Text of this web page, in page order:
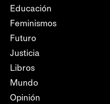
Educación
Feminismos
Futuro
Justicia
Libros
Mundo
Opinión